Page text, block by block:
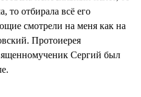
то отбирала всё его
смотрели на меня как на
Протоиерея
Сергий был